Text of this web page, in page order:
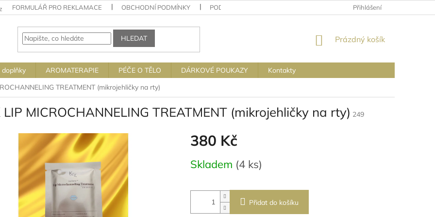
FORMULÁŘ PRO REKLAMACE OBCHODNÍ PODMÍNKY PODMÍNKY OCHRANY OSOBNÍCH ÚDAJŮ Přihlášení
HLEDAT
NÁKUPNÍ
Prázdný košík
doplňky AROMATERAPIE PÉČE O TĚLO DÁRKOVÉ POUKAZY
Kontakty
TREATMENT (mikrojehličky na rty)
LIP MICROCHANNELING TREATMENT (mikrojehličky na rty) 249
380 Kč
cena:
Skladem (4 ks)
Přidat do košíku